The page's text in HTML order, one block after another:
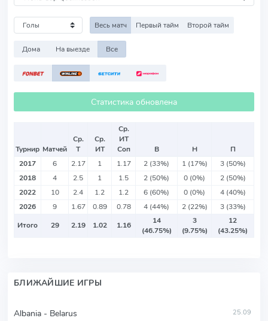
Весь матч Первый тайм Второй тайм
Дома На выезде Все
Статистика обновлена
Турнир Матчей
Ср.
Т
Ср.
ИТ
Ср.
ИТ
Соп
В Н
П
2017
6 2.17 1 1.17 2 (33%) 1 (17%)
3 (50%)
2018
4 2.5 1 1.5 2 (50%) 0 (0%)
2 (50%)
2022
10 2.4 1.2 1.2 6 (60%) 0 (0%)
4 (40%)
2026
9 1.67 0.89 0.78 4 (44%) 2 (22%)
3 (33%)
Итого
29 2.19 1.02 1.16
14
(46.75%)
3
(9.75%)
12
(43.25%)
БЛИЖАЙШИЕ ИГРЫ
Albania - Belarus 25.09